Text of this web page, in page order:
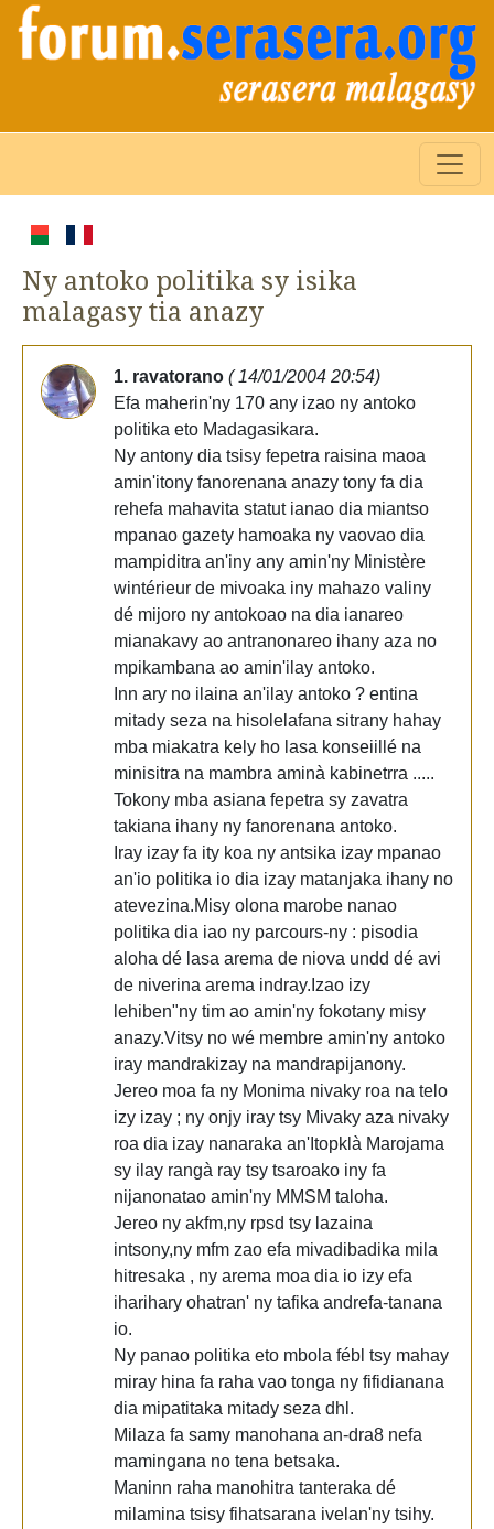
Ny antoko politika sy isika
malagasy tia anazy
1. ravatorano ( 14/01/2004 20:54)
Efa maherin'ny 170 any izao ny antoko
politika eto Madagasikara.
Ny antony dia tsisy fepetra raisina maoa
amin'itony fanorenana anazy tony fa dia
rehefa mahavita statut ianao dia miantso
mpanao gazety hamoaka ny vaovao dia
mampiditra an'iny any amin'ny Ministère
wintérieur de mivoaka iny mahazo valiny
dé mijoro ny antokoao na dia ianareo
mianakavy ao antranonareo ihany aza no
mpikambana ao amin'ilay antoko.
Inn ary no ilaina an'ilay antoko ? entina
mitady seza na hisolelafana sitrany hahay
mba miakatra kely ho lasa konseiillé na
minisitra na mambra aminà kabinetrra .....
Tokony mba asiana fepetra sy zavatra
takiana ihany ny fanorenana antoko.
Iray izay fa ity koa ny antsika izay mpanao
an'io politika io dia izay matanjaka ihany no
atevezina.Misy olona marobe nanao
politika dia iao ny parcours-ny : pisodia
aloha dé lasa arema de niova undd dé avi
de niverina arema indray.Izao izy
lehiben"ny tim ao amin'ny fokotany misy
anazy.Vitsy no wé membre amin'ny antoko
iray mandrakizay na mandrapijanony.
Jereo moa fa ny Monima nivaky roa na telo
izy izay ; ny onjy iray tsy Mivaky aza nivaky
roa dia izay nanaraka an'Itopklà Marojama
sy ilay rangà ray tsy tsaroako iny fa
nijanonatao amin'ny MMSM taloha.
Jereo ny akfm,ny rpsd tsy lazaina
intsony,ny mfm zao efa mivadibadika mila
hitresaka , ny arema moa dia io izy efa
iharihary ohatran' ny tafika andrefa-tanana
io.
Ny panao politika eto mbola fébl tsy mahay
miray hina fa raha vao tonga ny fifidianana
dia mipatitaka mitady seza dhl.
Milaza fa samy manohana an-dra8 nefa
mamingana no tena betsaka.
Maninn raha manohitra tanteraka dé
milamina tsisy fihatsarana ivelan'ny tsihy.